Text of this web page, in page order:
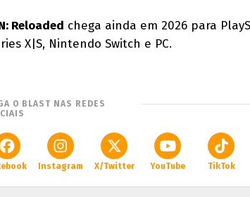
Reloaded chega ainda em 2026 para
X|S, Nintendo Switch e PC.
O BLAST NAS REDES
Instagram X/Twitter YouTube TikTok